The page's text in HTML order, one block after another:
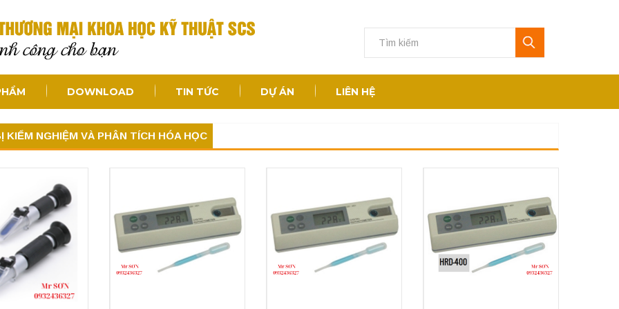
DOWNLOAD TIN TỨC DỰ ÁN LIÊN HỆ
KIỂM NGHIỆM VÀ PHÂN TÍCH HÓA HỌC